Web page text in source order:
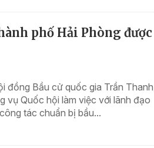
phố Hải Phòng được
đồng Bầu cử quốc gia Trần Thanh
vụ Quốc hội làm việc với lãnh đạo
tác chuẩn bị bầu...